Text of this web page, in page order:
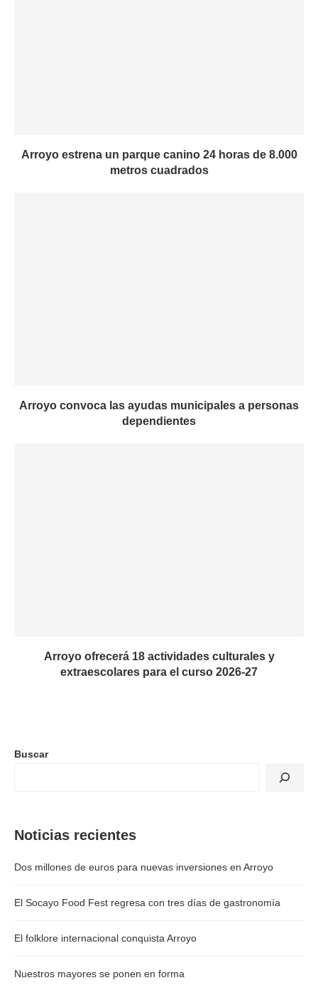
Arroyo estrena un parque canino 24 horas de 8.000
metros cuadrados
Arroyo convoca las ayudas municipales a personas
dependientes
Arroyo ofrecerá 18 actividades culturales y
extraescolares para el curso 2026-27
Buscar
Noticias recientes
Dos millones de euros para nuevas inversiones en Arroyo
El Socayo Food Fest regresa con tres días de gastronomía
El folklore internacional conquista Arroyo
Nuestros mayores se ponen en forma